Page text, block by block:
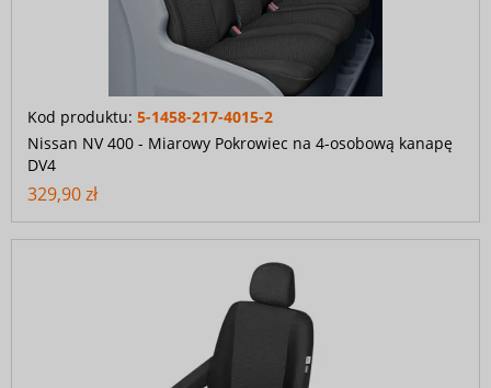
Kod produktu: 5-1458-217-4015-2
Nissan NV 400 - Miarowy Pokrowiec na 4-osobową kanapę
DV4
329,90 zł